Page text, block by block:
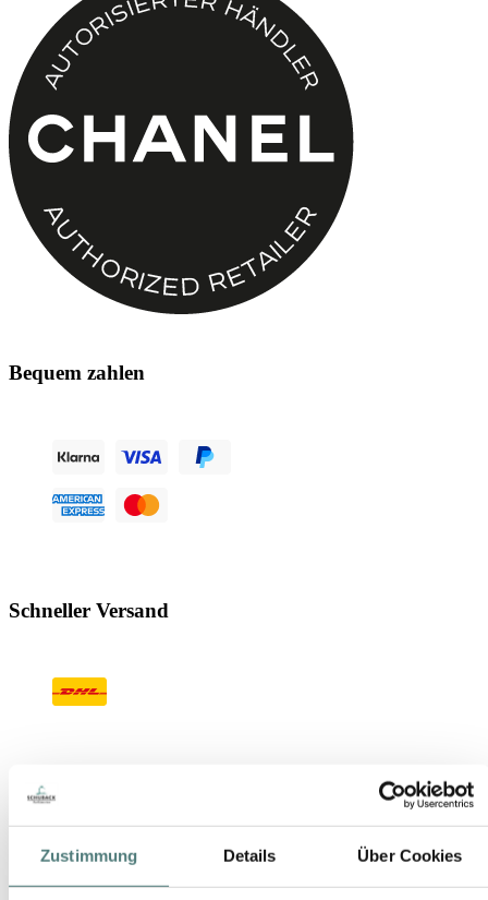
Zustimmung Details Über Cookies
Bequem zahlen
Schneller Versand
Geprüfter Shop